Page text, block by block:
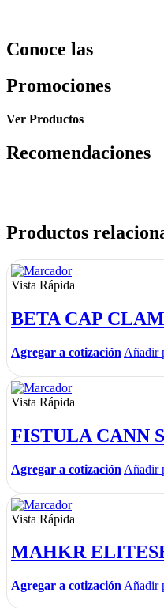
Conoce las
Promociones
Ver Productos
Recomendaciones
Productos
Vista Rápida
BETA CAP
Agregar a cotización Añadir
Vista Rápida
FISTULA CANN
Agregar a cotización Añadir
Vista Rápida
MAHKR
Agregar a cotización Añadir